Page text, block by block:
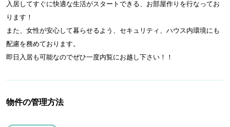
入居してすぐに快適な生活がスタートできる、お部屋作りを行なってお
ります！
また、女性が安心して暮らせるよう、セキュリティ、ハウス内環境にも
配慮を務めております。
即日入居も可能なのでぜひ一度内覧にお越し下さい！！
物件の管理方法